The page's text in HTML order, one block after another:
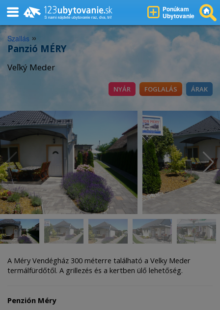
Ponúkam
Ubytovanie
Szallás »
Panzió MÉRY
Veľký Meder
NYÁR FOGLALÁS ÁRAK
A Méry Vendégház 300 méterre található a Velky Meder
termálfürdőtől. A grillezés és a kertben ülő lehetőség.
Penzión Méry